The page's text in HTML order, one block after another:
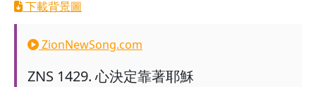
下載背景圖
ZionNewSong.com
ZNS 1429.心決定靠著耶穌